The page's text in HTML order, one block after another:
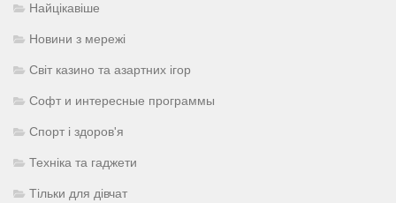
Найцікавіше
Новини з мережі
Світ казино та азартних ігор
Софт и интересные программы
Спорт і здоров'я
Техніка та гаджети
Тільки для дівчат